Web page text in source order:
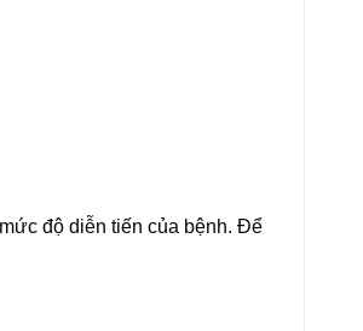
độ diễn tiến của bệnh. Để